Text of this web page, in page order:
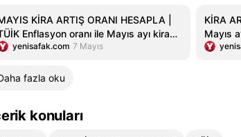
KİRA ARTIŞ ORANI HESAPLA |
Enflasyon oranı ile Mayıs ayı kira
oranı (TEFE - ÜFE) ne kadar oldu?
yenisafak.com 7 Mayıs
KİRA
Mayıs
oldu,
fazla oku
konuları